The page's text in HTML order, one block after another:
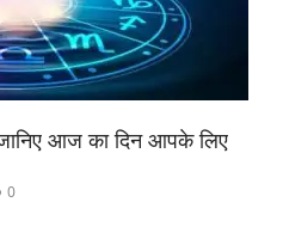
आज का दिन आपके लिए
0